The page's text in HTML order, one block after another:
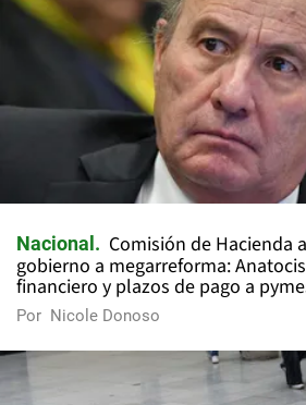
Nacional
Comisión de Hacienda
gobierno a megarreforma:
financiero y plazos de pago a
Por Nicole Donoso